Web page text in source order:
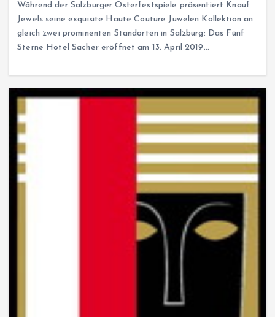
Während der Salzburger Osterfestspiele präsentiert Knauf
Jewels seine exquisite Haute Couture Juwelen Kollektion an
gleich zwei prominenten Standorten in Salzburg: Das Fünf
Sterne Hotel Sacher eröffnet am 13. April 2019…